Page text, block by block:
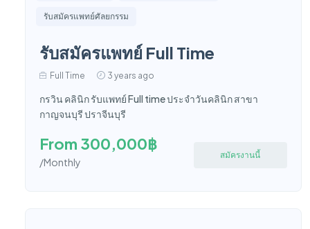
รับสมัครแพทย์ศัลยกรรม
รับสมัครแพทย์ Full Time
Full Time 3 years ago
กรวิน คลินิก รับแพทย์ Full time ประจำวันคลินิก สาขา
กาญจนบุรี ปราจีนบุรี
From 300,000฿
/Monthly
สมัครงานนี้